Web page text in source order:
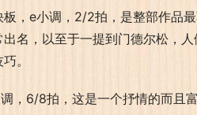
，e小调，2/2拍，是整部作品
名，以至于一提到门德尔松，
。
，6/8拍，这是一个抒情的而且